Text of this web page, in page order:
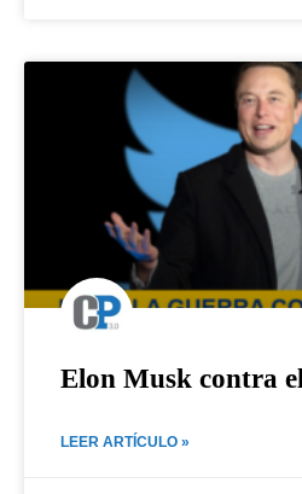
Elon Musk contra
LEER ARTÍCULO »